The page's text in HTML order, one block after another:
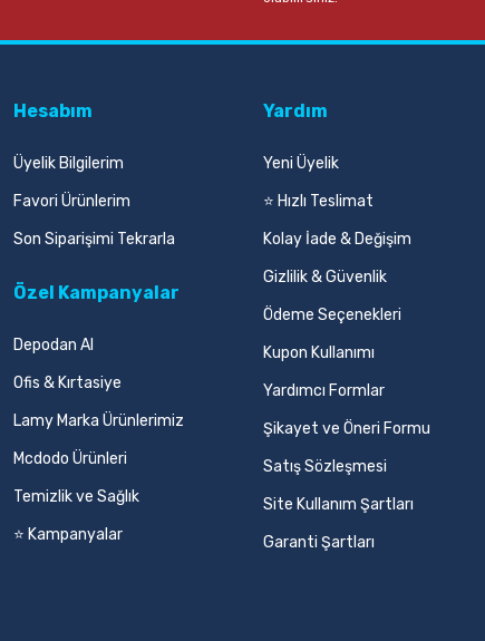
Hesabım
Üyelik Bilgilerim
Favori Ürünlerim
Son Siparişimi Tekrarla
Özel Kampanyalar
Depodan Al
Ofis & Kırtasiye
Lamy Marka Ürünlerimiz
Mcdodo Ürünleri
Temizlik ve Sağlık
⭐ Kampanyalar
Yardım
Yeni Üyelik
⭐ Hızlı Teslimat
Kolay İade & Değişim
Gizlilik & Güvenlik
Ödeme Seçenekleri
Kupon Kullanımı
Yardımcı Formlar
Şikayet ve Öneri Formu
Satış Sözleşmesi
Site Kullanım Şartları
Garanti Şartları